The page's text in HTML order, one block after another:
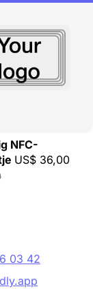
NFC-
US$ 36,00
03 42